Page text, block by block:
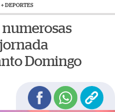
+ DEPORTES
Domingo